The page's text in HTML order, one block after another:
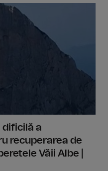
dificilă a
recuperarea de
Văii Albe |